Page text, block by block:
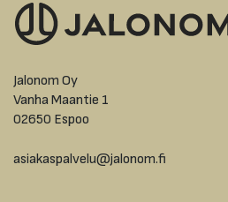
Jalonom Oy
Vanha Maantie 1
02650 Espoo
asiakaspalvelu@jalonom.fi